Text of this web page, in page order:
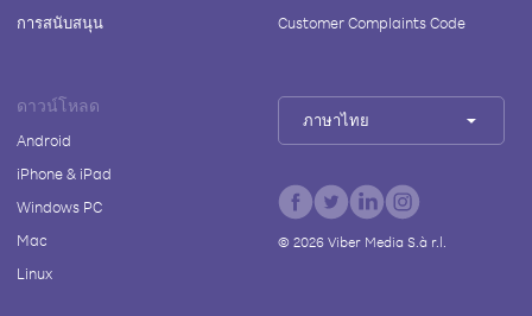
การสนับสนุน
Customer Complaints Code
ดาวน์โหลด
Android
iPhone & iPad
Windows PC
Mac
Linux
ภาษาไทย
© 2026Viber Media S.à r.l.